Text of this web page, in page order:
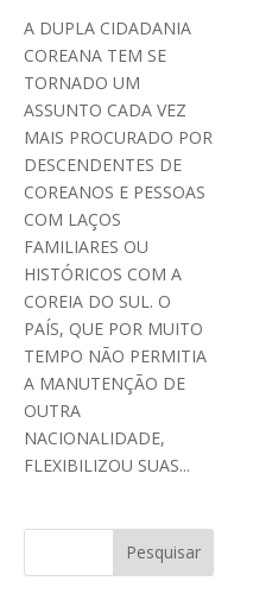
A DUPLA CIDADANIA
COREANA TEM SE
TORNADO UM
ASSUNTO CADA VEZ
MAIS PROCURADO POR
DESCENDENTES DE
COREANOS E PESSOAS
COM LAÇOS
FAMILIARES OU
HISTÓRICOS COM A
COREIA DO SUL. O
PAÍS, QUE POR MUITO
TEMPO NÃO PERMITIA
A MANUTENÇÃO DE
OUTRA
NACIONALIDADE,
FLEXIBILIZOU SUAS...